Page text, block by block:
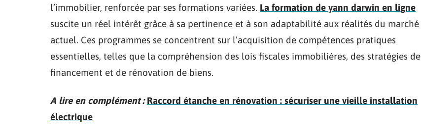
l’immobilier, renforcée par ses formations variées. La formation de yann darwin en ligne
suscite un réel intérêt grâce à sa pertinence et à son adaptabilité aux réalités du marché
actuel. Ces programmes se concentrent sur l’acquisition de compétences pratiques
essentielles, telles que la compréhension des lois fiscales immobilières, des stratégies de
financement et de rénovation de biens.
A lire en complément : Raccord étanche en rénovation : sécuriser une vieille installation
électrique